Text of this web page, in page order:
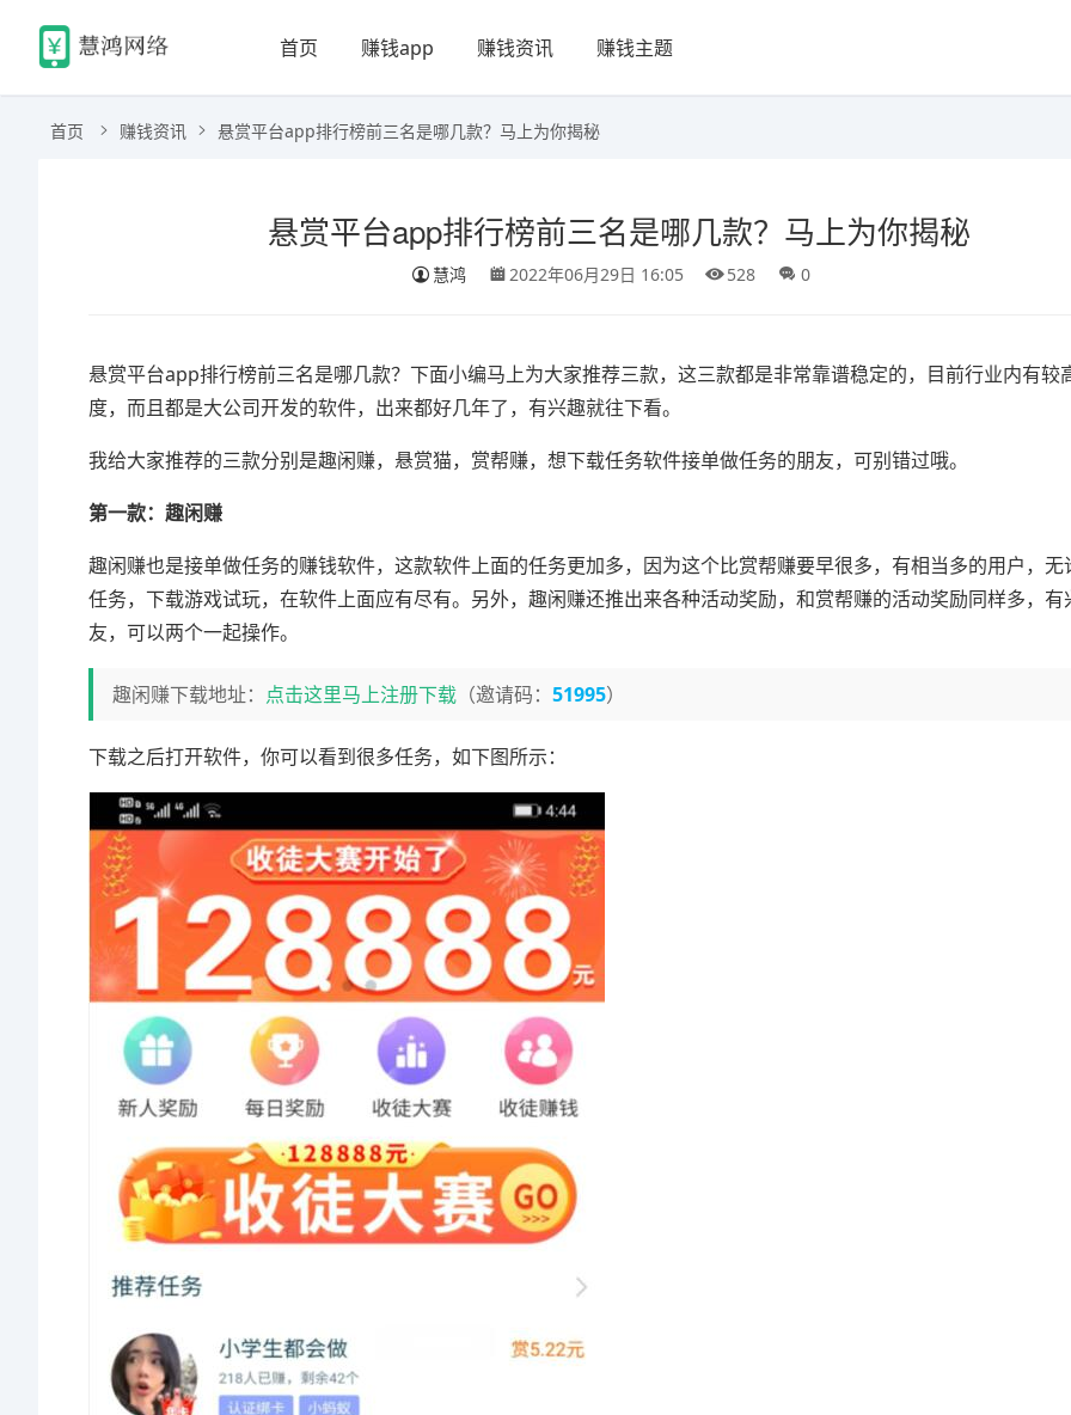
首页 赚钱app 赚钱资讯 赚钱主题
首页 赚钱资讯 悬赏平台app排行榜前三名是哪几款？马上为你揭秘
悬赏平台app排行榜前三名是哪几款？马上为你揭秘
慧鸿 2022年06月29日 16:05 528 0
悬赏平台app排行榜前三名是哪几款？下面小编马上为大家推荐三款，这三款都是非常靠谱稳定的，目前行业内有较
度，而且都是大公司开发的软件，出来都好几年了，有兴趣就往下看。
我给大家推荐的三款分别是趣闲赚，悬赏猫，赏帮赚，想下载任务软件接单做任务的朋友，可别错过哦。
第一款：趣闲赚
趣闲赚也是接单做任务的赚钱软件，这款软件上面的任务更加多，因为这个比赏帮赚要早很多，有相当多的用户，无
任务，下载游戏试玩，在软件上面应有尽有。另外，趣闲赚还推出来各种活动奖励，和赏帮赚的活动奖励同样多，有
友，可以两个一起操作。
趣闲赚下载地址： 点击这里马上注册下载 （邀请码： 51995）
下载之后打开软件，你可以看到很多任务，如下图所示：